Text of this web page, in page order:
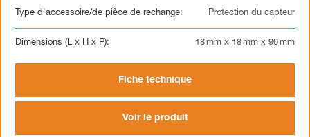
Type d'accessoire/de pièce de rechange: Protection du capteur
Dimensions (L x H x P): 18 mm x 18 mm x 90 mm
Fiche technique
Voir le produit